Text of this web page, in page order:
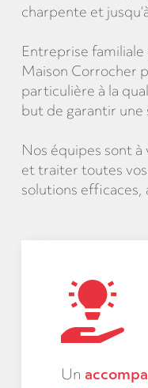
Un
charpente et
Entreprise familiale
Maison Corrocher
particulière à la
but de garantir
Nos équipes sont
et traiter toutes
solutions efficaces,